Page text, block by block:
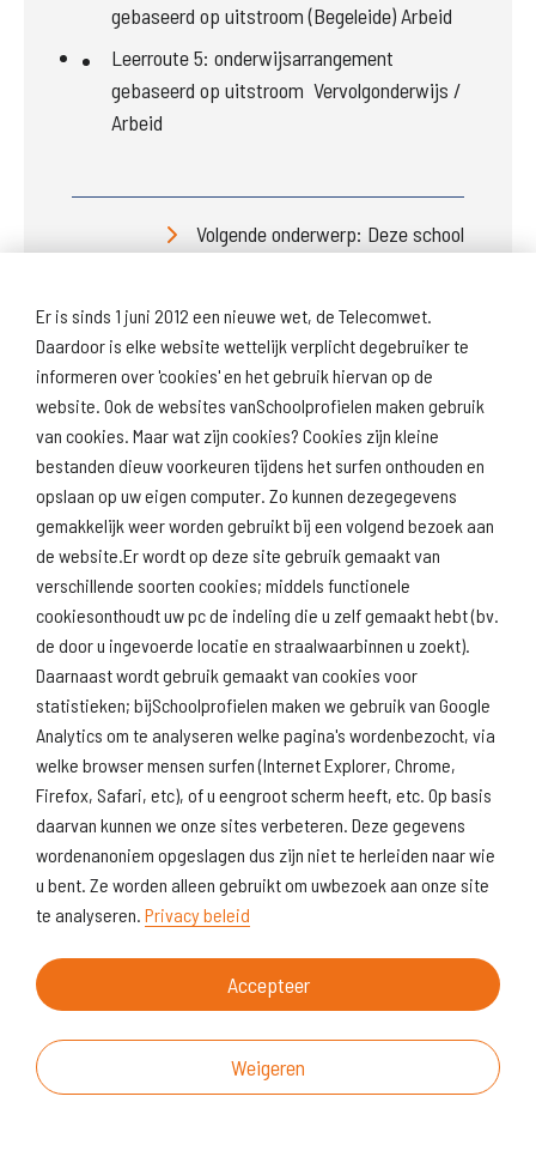
Er is sinds 1 juni 2012 een nieuwe wet, de Telecomwet.
Daardoor is elke website wettelijk verplicht degebruiker te
informeren over 'cookies' en het gebruik hiervan op de
website. Ook de websites vanSchoolprofielen maken gebruik
van cookies. Maar wat zijn cookies? Cookies zijn kleine
bestanden dieuw voorkeuren tijdens het surfen onthouden en
opslaan op uw eigen computer. Zo kunnen dezegegevens
gemakkelijk weer worden gebruikt bij een volgend bezoek aan
de website.Er wordt op deze site gebruik gemaakt van
verschillende soorten cookies; middels functionele
cookiesonthoudt uw pc de indeling die u zelf gemaakt hebt (bv.
de door u ingevoerde locatie en straalwaarbinnen u zoekt).
Daarnaast wordt gebruik gemaakt van cookies voor
statistieken; bijSchoolprofielen maken we gebruik van Google
Analytics om te analyseren welke pagina's wordenbezocht, via
welke browser mensen surfen (Internet Explorer, Chrome,
Firefox, Safari, etc), of u eengroot scherm heeft, etc. Op basis
daarvan kunnen we onze sites verbeteren. Deze gegevens
wordenanoniem opgeslagen dus zijn niet te herleiden naar wie
u bent. Ze worden alleen gebruikt om uwbezoek aan onze site
te analyseren. Privacy beleid
Accepteer
Weigeren
gebaseerd op uitstroom (Begeleide) Arbeid
Leerroute 5: onderwijsarrangement
gebaseerd op uitstroom Vervolgonderwijs /
Arbeid
Volgende onderwerp: Deze school
Download
schoolprofiel
Naar
schoolresultaten
Naar scholenopdekaart.nl